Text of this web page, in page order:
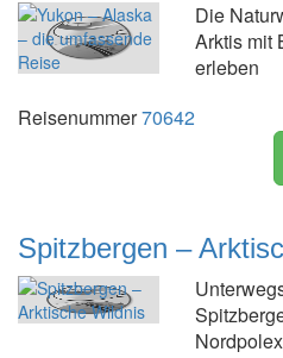
Die
Arktis mit
erleben
Reisenummer70642
Spitzbergen –